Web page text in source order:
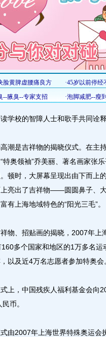
学校的智障人士和歌手共同诠
是吉祥物的揭晓仪式。在主
特奥领袖”乔美丽、著名画家张
顿时，大屏幕呈现出由下而上
亮出了吉祥物——圆圆鼻子、
有上海地域特色的“阳光三毛”。
、招贴画的揭晓，2007年上
多个国家和地区的1万多名
以及近4万名志愿者参加特奥会
，中国残疾人福利基金会向
币。
2007年上海世界特殊奥运会执